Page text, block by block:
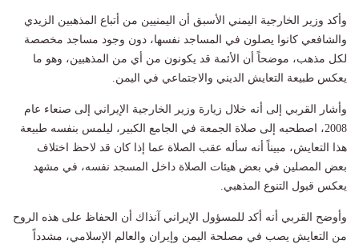
وأكد وزير الخارجية اليمني الأسبق أن اليمنيين من أتباع المذهبين الزيدي
والشافعي كانوا يصلون في المساجد نفسها، دون وجود مساجد مخصصة
لكل مذهب، موضحاً أن الأئمة قد يكونون من أي من المذهبين، وهو ما
يعكس طبيعة التعايش الديني والاجتماعي في اليمن.
وأشار القربي إلى أنه خلال زيارة وزير الخارجية الإيراني إلى صنعاء عام
2008، اصطحبه إلى صلاة الجمعة في الجامع الكبير، ليلمس بنفسه طبيعة
هذا التعايش، مبيناً أنه سأله عقب الصلاة عما إذا كان قد لاحظ اختلاف
بعض المصلين في بعض هيئات الصلاة داخل المسجد نفسه، في مشهد
يعكس قبول التنوع المذهبي.
وأوضح القربي أنه أكد للمسؤول الإيراني آنذاك أن الحفاظ على هذه الروح
من التعايش يصب في مصلحة اليمن وإيران والعالم الإسلامي، مشدداً